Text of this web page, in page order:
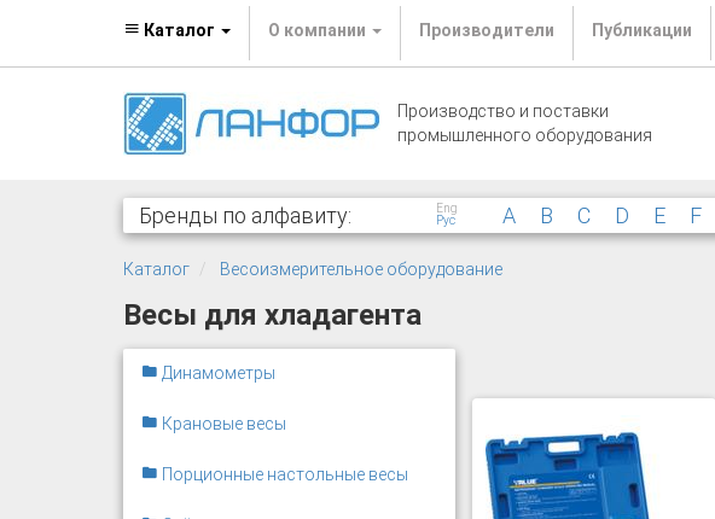
Каталог О компании Производители Публикации
Производство и поставки
промышленного оборудования
Бренды по алфавиту:
Eng
Рус
A B C D E F
Каталог Весоизмерительное оборудование
Весы для хладагента
Динамометры
Крановые весы
Порционные настольные весы